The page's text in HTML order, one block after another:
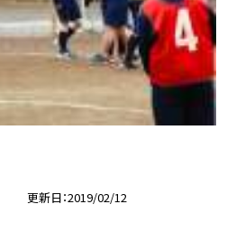
更新日 2019/02/12